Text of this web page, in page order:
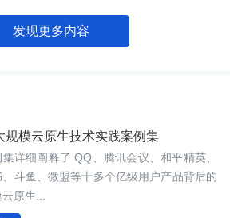
发现更多内容
规模云原生技术实践案例集
详细阐释了 QQ、腾讯会议、和平精英、
、斗鱼、微盟等十多个亿级用户产品背后的
原生...